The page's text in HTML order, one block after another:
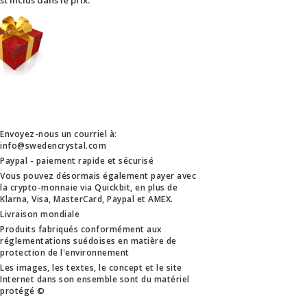
Envoyez-nous un courriel à:
info@swedencrystal.com
Paypal - paiement rapide et sécurisé
Vous pouvez désormais également payer avec
la crypto-monnaie via Quickbit, en plus de
Klarna, Visa, MasterCard, Paypal et AMEX.
Livraison mondiale
Produits fabriqués conformément aux
réglementations suédoises en matière de
protection de l'environnement
Les images, les textes, le concept et le site
Internet dans son ensemble sont du matériel
protégé ©